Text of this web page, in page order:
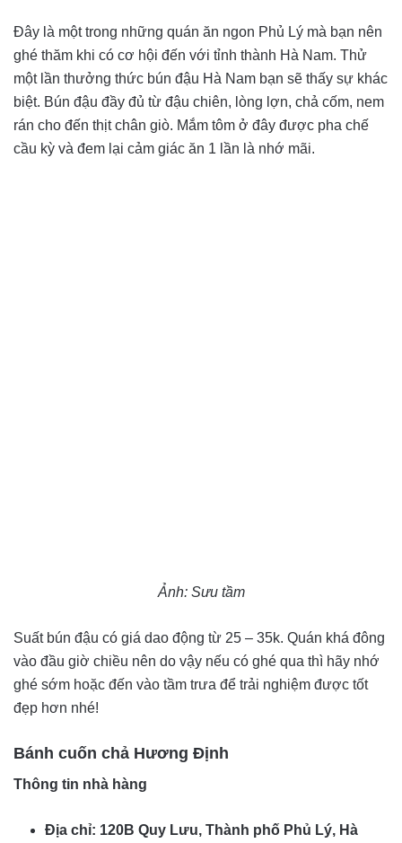
Đây là một trong những quán ăn ngon Phủ Lý mà bạn nên
ghé thăm khi có cơ hội đến với tỉnh thành Hà Nam. Thử
một lần thưởng thức bún đậu Hà Nam bạn sẽ thấy sự khác
biệt. Bún đậu đầy đủ từ đậu chiên, lòng lợn, chả cốm, nem
rán cho đến thịt chân giò. Mắm tôm ở đây được pha chế
cầu kỳ và đem lại cảm giác ăn 1 lần là nhớ mãi.
Ảnh: Sưu tầm
Suất bún đậu có giá dao động từ 25 – 35k. Quán khá đông
vào đầu giờ chiều nên do vậy nếu có ghé qua thì hãy nhớ
ghé sớm hoặc đến vào tầm trưa để trải nghiệm được tốt
đẹp hơn nhé!
Bánh cuốn chả Hương Định
Thông tin nhà hàng
Địa chỉ: 120B Quy Lưu, Thành phố Phủ Lý, Hà